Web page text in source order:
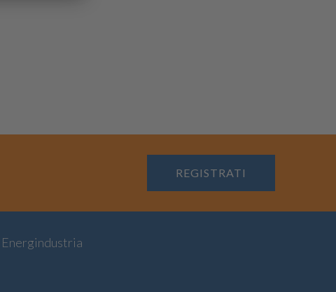
REGISTRATI
Energindustria